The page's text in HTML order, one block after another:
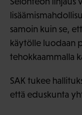
samoin kuin se,
käytölle luodaan
tehokkaammalla
SAK tukee
että eduskunta